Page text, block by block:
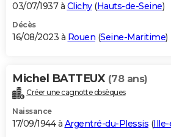
03/07/1937 à Clichy(Hauts-de-Seine)
Décès
16/08/2023 à Rouen (Seine-Maritime)
Michel BATTEUX (78 ans)
Créer une cagnotte obsèques
Naissance
17/09/1944 à Argentré-du-Plessis (Ille-